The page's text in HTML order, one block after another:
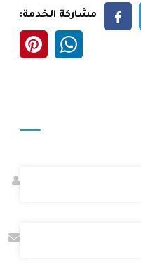
مشاركة الخدمة: